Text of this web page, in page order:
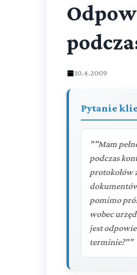
10.4.2009
Pytanie
""Mam
podczas
protokołów
pomimo
wobec
jest
terminie?""